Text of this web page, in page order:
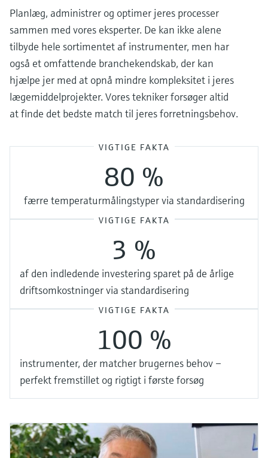
Planlæg, administrer og optimer jeres processer
sammen med vores eksperter. De kan ikke alene
tilbyde hele sortimentet af instrumenter, men har
også et omfattende branchekendskab, der kan
hjælpe jer med at opnå mindre kompleksitet i jeres
lægemiddelprojekter. Vores tekniker forsøger altid
at finde det bedste match til jeres forretningsbehov.
VIGTIGE FAKTA
80 %
færre temperaturmålingstyper via standardisering
VIGTIGE FAKTA
3 %
af den indledende investering sparet på de årlige
driftsomkostninger via standardisering
VIGTIGE FAKTA
100 %
instrumenter, der matcher brugernes behov –
perfekt fremstillet og rigtigt i første forsøg